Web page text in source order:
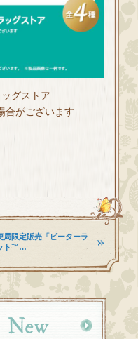
グストア
合がございます
局限定販売「ピーターラ
ト™…